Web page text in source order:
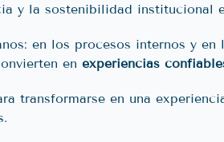
y la sostenibilidad institucional
en los procesos internos y
en experiencias
transformarse en una